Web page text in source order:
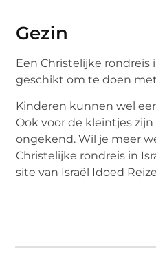
Gezin
Een Christelijke rondreis
geschikt om te doen
Kinderen kunnen wel
Ook voor de kleintjes
ongekend. Wil je meer
Christelijke rondreis in
site van Israël Idoed